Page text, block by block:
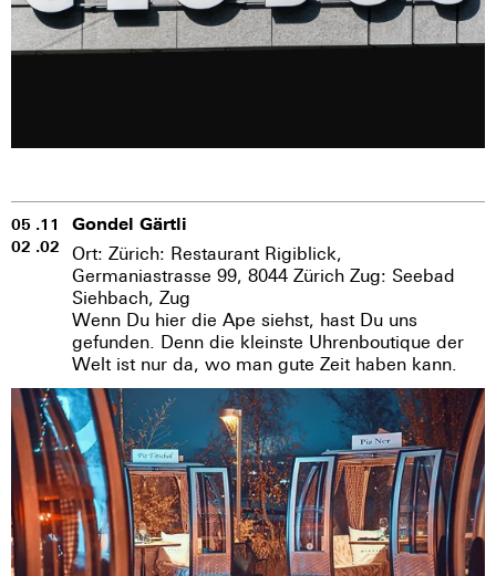
05 .11
02 .02
Gondel Gärtli
Ort: Zürich: Restaurant Rigiblick,
Germaniastrasse 99, 8044 Zürich Zug: Seebad
Siehbach, Zug
Wenn Du hier die Ape siehst, hast Du uns
gefunden. Denn die kleinste Uhrenboutique der
Welt ist nur da, wo man gute Zeit haben kann.